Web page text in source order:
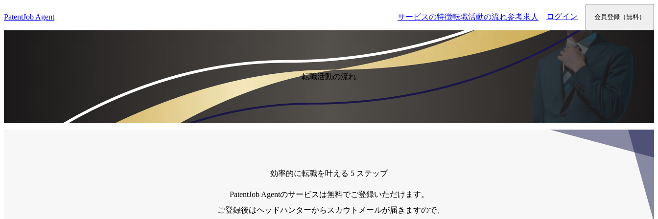
PatentJob Agent サービスの特徴転職活動の流れ参考求人 ログイン 会員登録 （無料）
転職活動の流れ
効率的に転職を叶える 5 ステップ
PatentJob Agentのサービスは無料でご登録いただけます。